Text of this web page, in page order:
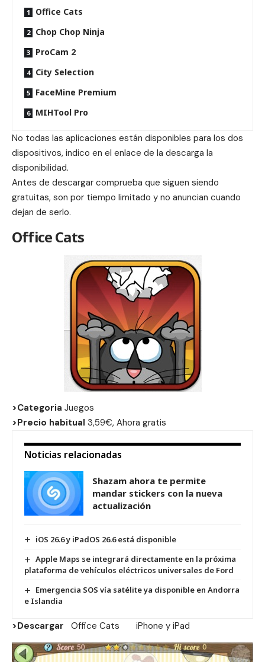
Office Cats
Chop Chop Ninja
ProCam 2
City Selection
FaceMine Premium
MIHTool Pro
No todas las aplicaciones están disponibles para los dos
dispositivos, indico en el enlace de la descarga la
disponibilidad.
Antes de descargar comprueba que siguen siendo
gratuitas, son por tiempo limitado y no anuncian cuando
dejan de serlo.
Office Cats
>Categoria Juegos
>Precio habitual 3,59€, Ahora gratis
Noticias relacionadas
Shazam ahora te permite
mandar stickers con la nueva
actualización
iOS 26.6 y iPadOS 26.6 está disponible
Apple Maps se integrará directamente en la próxima
plataforma de vehículos eléctricos universales de Ford
Emergencia SOS vía satélite ya disponible en Andorra
e Islandia
>Descargar Office Cats iPhone y iPad